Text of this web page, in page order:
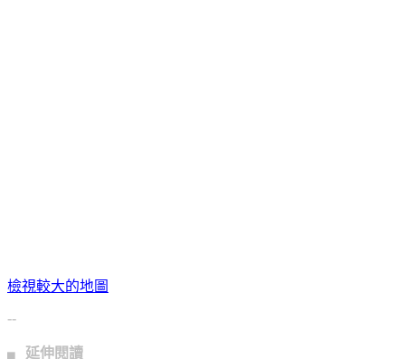
檢視較大的地圖
--
▖ 延伸閱讀